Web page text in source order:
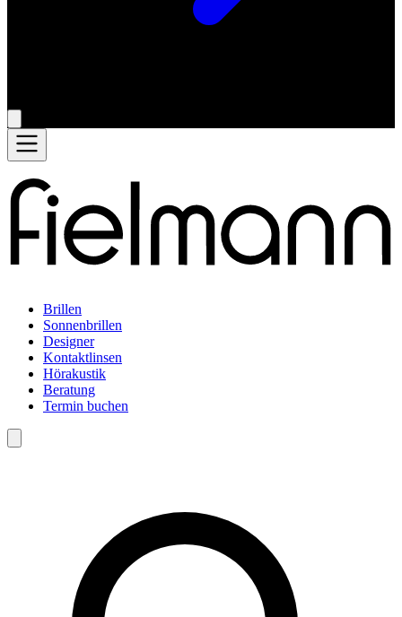
Brillen
Sonnenbrillen
Designer
Kontaktlinsen
Hörakustik
Beratung
Termin buchen